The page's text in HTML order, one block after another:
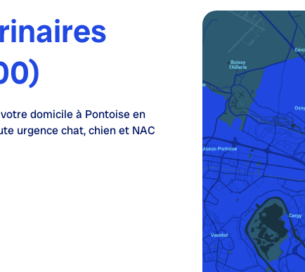
domicile à Pontoise en
urgence chat, chien et NAC